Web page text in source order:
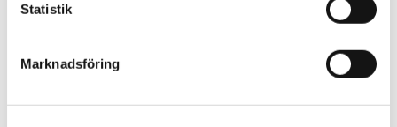
Statistik
Marknadsföring